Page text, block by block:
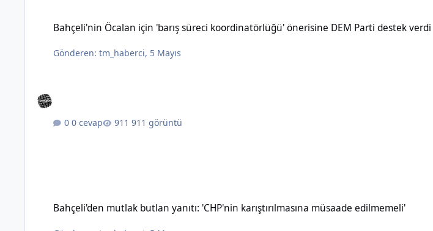
Bahçeli'nin Öcalan için 'barış süreci koordinatörlüğü' önerisine DEM Parti destek verdi
Gönderen:tm_haberci, 5 Mayıs
0 cevap 911 görüntü
Bahçeli'den mutlak butlan yanıtı: 'CHP'nin karıştırılmasına müsaade edilmemeli'